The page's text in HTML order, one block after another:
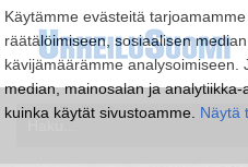
Käytämme evästeitä
räätälöimiseen, sosiaalisen
kävijämäärämme analysoimiseen.
median, mainosalan ja
kuinka käytät sivustoamme. Näytä